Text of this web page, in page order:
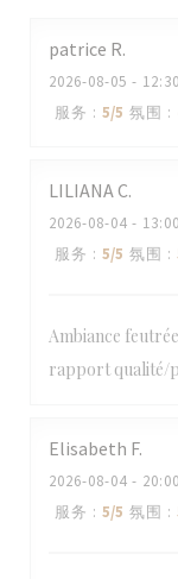
patrice R
2026-08-05 -
服务 : 5/5 氛围 :
LILIANAC
2026-08-04 -
服务 : 5/5 氛围 :
Ambiance
rapport qualité/
Elisabeth F
2026-08-04 -
服务 : 5/5 氛围 :